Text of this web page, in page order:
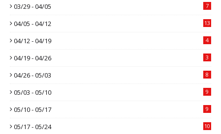
03/29 - 04/05 7
04/05 - 04/12 13
04/12 - 04/19 4
04/19 - 04/26 3
04/26 - 05/03 8
05/03 - 05/10 9
05/10 - 05/17 9
05/17 - 05/24 10